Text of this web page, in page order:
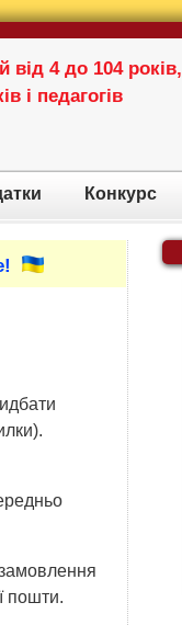
від 4 до 104 років,
і педагогів
Конкурс
пошти.